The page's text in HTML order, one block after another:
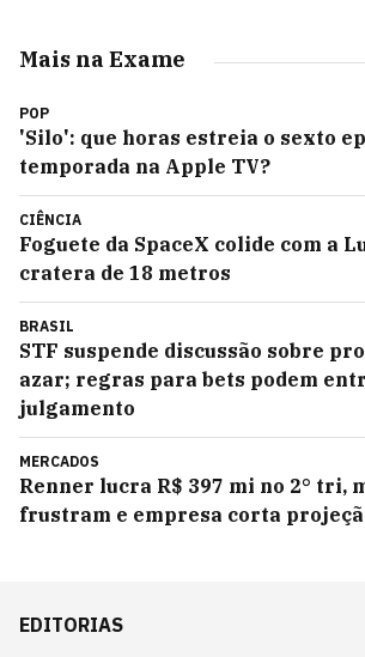
Mais na Exame
POP
'Silo': que horas estreia o sexto
temporada na Apple TV?
CIÊNCIA
Foguete da SpaceX colide com a
cratera de 18 metros
BRASIL
STF suspende discussão sobre
azar; regras para bets podem
julgamento
MERCADOS
Renner lucra R$ 397 mi no 2° tri,
frustram e empresa corta
EDITORIAS